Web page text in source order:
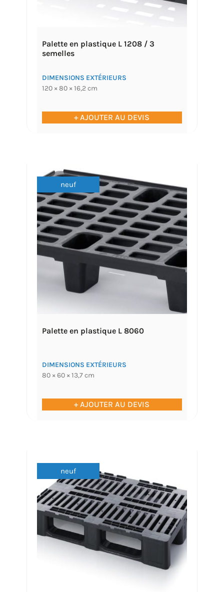
Palette en plastique L 1208 / 3
semelles
DIMENSIONS EXTÉRIEURS
120 × 80 × 16,2 cm
+ AJOUTER AU DEVIS
neuf
Palette en plastique L 8060
DIMENSIONS EXTÉRIEURS
80 × 60 × 13,7 cm
+ AJOUTER AU DEVIS
neuf